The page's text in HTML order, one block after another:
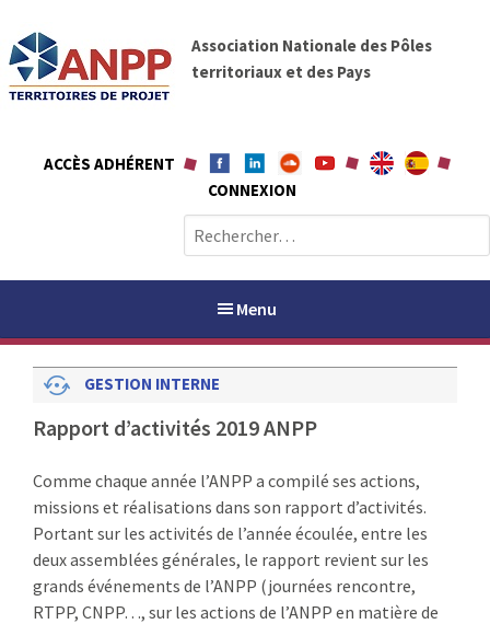
t
A
N
P
P
Association Nationale des Pôles
territoriaux et des Pays
ACCÈS ADHÉRENT
CONNEXION
e
c
c
e
:
Menu
PAYS / PETR
ANPP
RENCONTRES
PUBLICATIONS
GESTION INTERNE
Rapport d’activités 2019 ANPP
Comme chaque année l’ANPP a compilé ses actions,
missions et réalisations dans son rapport d’activités.
Portant sur les activités de l’année écoulée, entre les
deux assemblées générales, le rapport revient sur les
grands événements de l’ANPP (journées rencontre,
RTPP, CNPP…, sur les actions de l’ANPP en matière de